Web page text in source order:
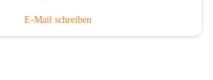
E-Mail schreiben